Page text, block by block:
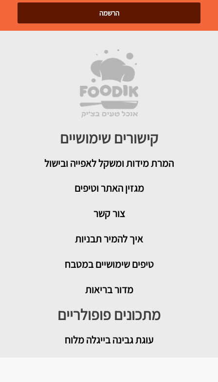
קישורים שימושיים
המרת מידות ומשקל לאפייה ובישול
מגזין האתר וטיפים
צור קשר
איך להמיר תבניות
טיפים שימושיים במטבח
מדור בריאות
מתכונים פופולריים
עוגת גבינה בייגלה מלוח